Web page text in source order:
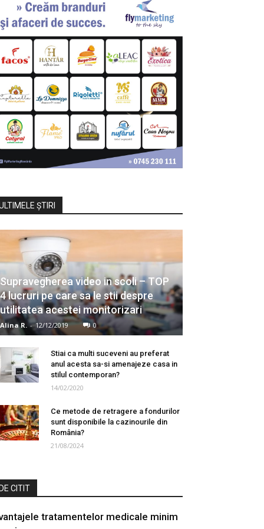
ŞTIRI
Supravegherea video in scoli – TOP
4 lucruri pe care sa le stii despre
utilitatea acestei monitorizari
Alina R. - 12/12/2019 0
Stiai ca multi suceveni au preferat
anul acesta sa-si amenajeze casa in
stilul contemporan?
14/02/2020
Ce metode de retragere a fondurilor
sunt disponibile la cazinourile din
România?
21/08/2024
CITIT
tratamentelor medicale minim